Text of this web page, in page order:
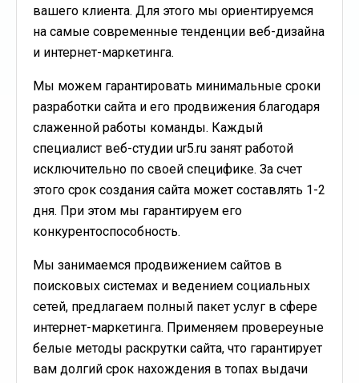
вашего клиента. Для этого мы ориентируемся
на самые современные тенденции веб-дизайна
и интернет-маркетинга.
Мы можем гарантировать минимальные сроки
разработки сайта и его продвижения благодаря
слаженной работы команды. Каждый
специалист веб-студии ur5.ru занят работой
исключительно по своей специфике. За счет
этого срок создания сайта может составлять 1-2
дня. При этом мы гарантируем его
конкурентоспособность.
Мы занимаемся продвижением сайтов в
поисковых системах и ведением социальных
сетей, предлагаем полный пакет услуг в сфере
интернет-маркетинга. Применяем провереyные
белые методы раскрутки сайта, что гарантирует
вам долгий срок нахождения в топах выдачи